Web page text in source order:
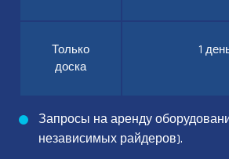
Только
доска
1
Запросы на аренду
независимых райдеров).